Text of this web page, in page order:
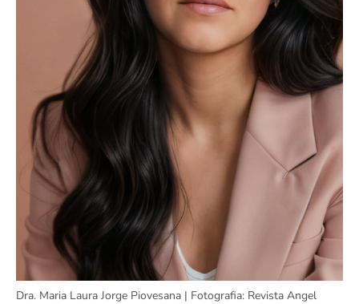
Dra. Maria Laura Jorge Piovesana | Fotografia: Revista Angel